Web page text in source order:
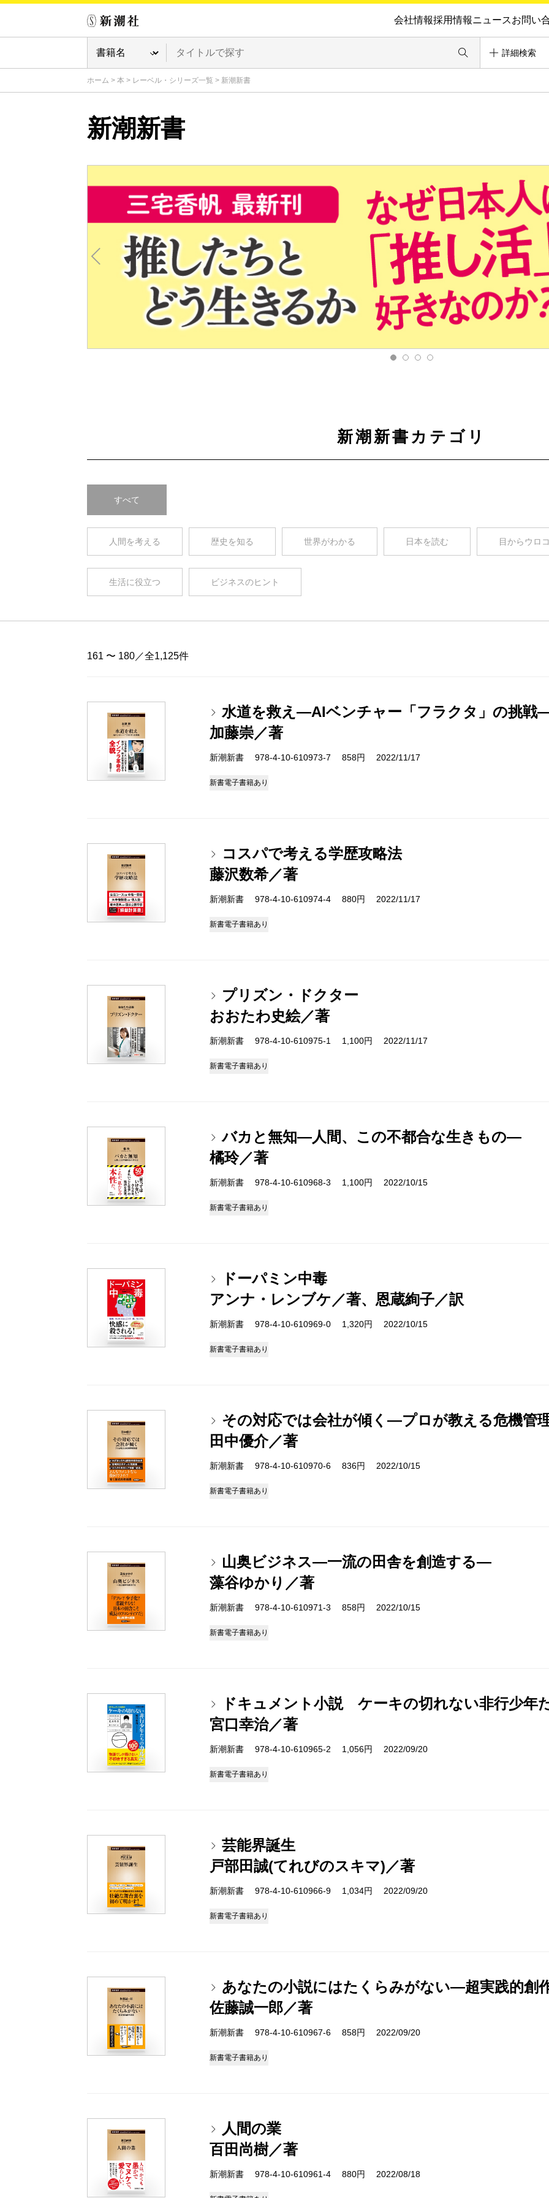
会社情報採用情報ニュースお問い
詳細検索
ホーム > 本 > レーベル・シリーズ一覧 > 新潮新書
新潮新書
新潮新書カテゴリ
すべて
人間を考える 歴史を知る 世界がわかる 日本を読む 目からウロ
生活に役立つ ビジネスのヒント
161 〜 180／全1,125件
水道を救え―AIベンチャー「フラクタ」の挑戦
加藤崇／著
新潮新書 978-4-10-610973-7 858円 2022/11/17
新書電子書籍あり
コスパで考える学歴攻略法
藤沢数希／著
新潮新書 978-4-10-610974-4 880円 2022/11/17
新書電子書籍あり
プリズン・ドクター
おおたわ史絵／著
新潮新書 978-4-10-610975-1 1,100円 2022/11/17
新書電子書籍あり
バカと無知―人間、この不都合な生きもの―
橘玲／著
新潮新書 978-4-10-610968-3 1,100円 2022/10/15
新書電子書籍あり
ドーパミン中毒
アンナ・レンブケ／著、恩蔵絢子／訳
新潮新書 978-4-10-610969-0 1,320円 2022/10/15
新書電子書籍あり
その対応では会社が傾く―プロが教える危機管
田中優介／著
新潮新書 978-4-10-610970-6 836円 2022/10/15
新書電子書籍あり
山奥ビジネス―一流の田舎を創造する―
藻谷ゆかり／著
新潮新書 978-4-10-610971-3 858円 2022/10/15
新書電子書籍あり
ドキュメント小説 ケーキの切れない非行少年
宮口幸治／著
新潮新書 978-4-10-610965-2 1,056円 2022/09/20
新書電子書籍あり
芸能界誕生
戸部田誠(てれびのスキマ)／著
新潮新書 978-4-10-610966-9 1,034円 2022/09/20
新書電子書籍あり
あなたの小説にはたくらみがない―超実践的創
佐藤誠一郎／著
新潮新書 978-4-10-610967-6 858円 2022/09/20
新書電子書籍あり
人間の業
百田尚樹／著
新潮新書 978-4-10-610961-4 880円 2022/08/18